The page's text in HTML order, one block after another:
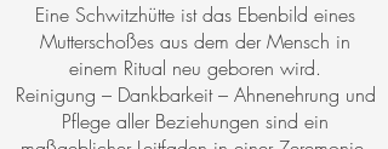
Eine Schwitzhütte ist das Ebenbild eines
Mutterschoßes aus dem der Mensch in
einem Ritual neu geboren wird.
Reinigung – Dankbarkeit – Ahnenehrung und
Pflege aller Beziehungen sind ein